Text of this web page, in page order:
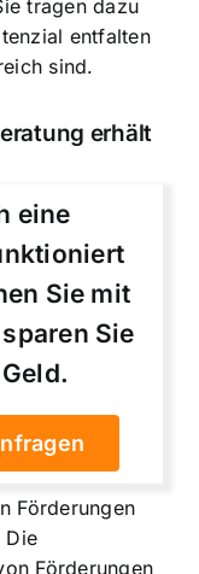
tragen dazu
entfalten
sind.
erhält
eine
Sie mit
Sie
Förderungen
Die
Förderungen